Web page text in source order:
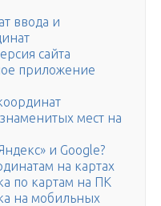
ввода и
сайта
приложение
мест на
и Google?
на картах
по картам на ПК
на мобильных